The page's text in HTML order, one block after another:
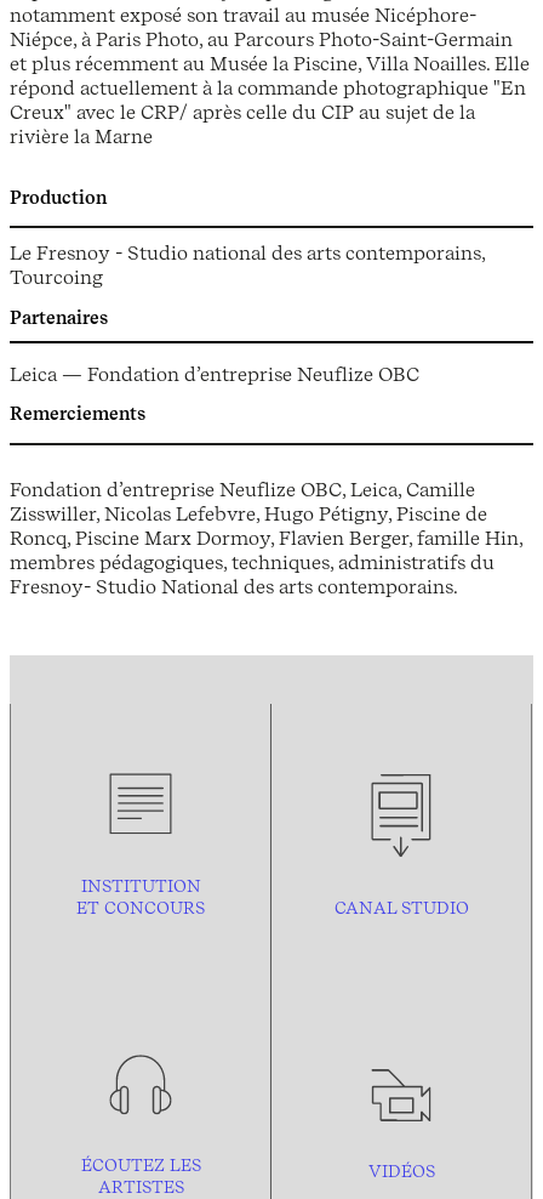
notamment exposé son travail au musée Nicéphore-
Niépce, à Paris Photo, au Parcours Photo-Saint-Germain
et plus récemment au Musée la Piscine, Villa Noailles. Elle
répond actuellement à la commande photographique "En
Creux" avec le CRP/ après celle du CIP au sujet de la
rivière la Marne
Production
Le Fresnoy - Studio national des arts contemporains,
Tourcoing
Partenaires
Leica — Fondation d’entreprise Neuflize OBC
Remerciements
Fondation d’entreprise Neuflize OBC, Leica, Camille
Zisswiller, Nicolas Lefebvre, Hugo Pétigny, Piscine de
Roncq, Piscine Marx Dormoy, Flavien Berger, famille Hin,
membres pédagogiques, techniques, administratifs du
Fresnoy- Studio National des arts contemporains.
INSTITUTION
ET CONCOURS
CANAL STUDIO
ÉCOUTEZ LES
ARTISTES
VIDÉOS